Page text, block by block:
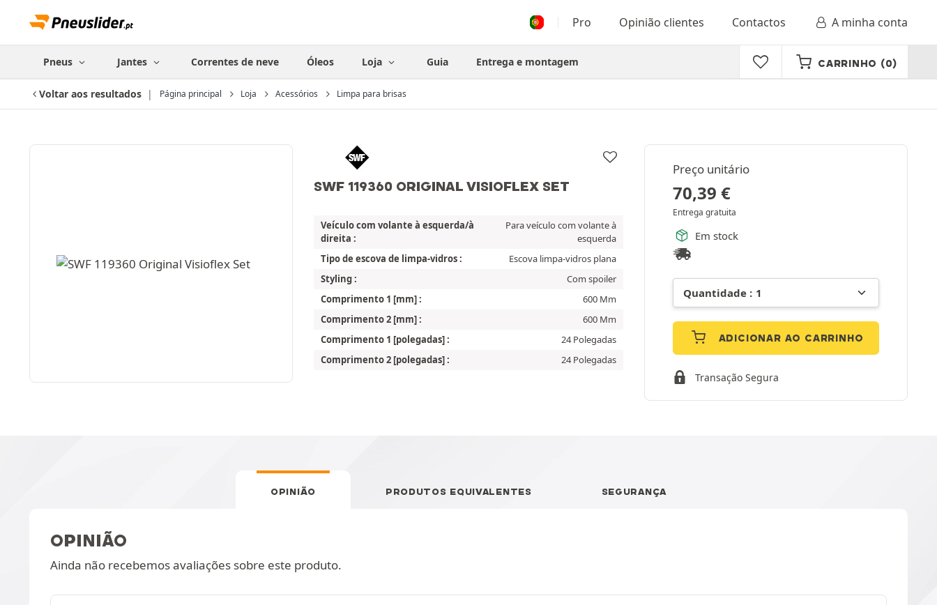
Pro Opinião clientes Contactos A minha conta
Pneus Jantes Correntes de neve Óleos Loja Guia Entrega e montagem CARRINHO (0)
Voltar aos resultados Página principal Loja Acessórios Limpa para brisas
SWF 119360 ORIGINAL VISIOFLEX SET
Preço unitário
70,39 €
Entrega gratuita
Em stock
ADICIONAR AO CARRINHO
Transação Segura
Veículo com volante à esquerda/à
direita :
Para veículo com volante à
esquerda
Tipo de escova de limpa-vidros :
Escova limpa-vidros plana
Styling :
Com spoiler
Comprimento 1 [mm] :
600 Mm
Comprimento 2 [mm] :
600 Mm
Comprimento 1 [polegadas] :
24 Polegadas
Comprimento 2 [polegadas] :
24 Polegadas
OPINIÃO PRODUTOS EQUIVALENTES SEGURANÇA
OPINIÃO
Ainda não recebemos avaliações sobre este produto.